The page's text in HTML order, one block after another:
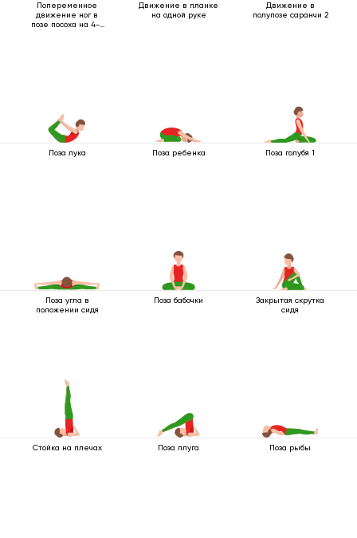
Попеременное
движение ног в
позе посоха на 4-х
Движение в планке
на одной руке
Движение в
полупозе саранчи 2
Поза лука Поза ребенка Поза голубя 1
Поза угла в
положении сидя
Поза бабочки
Закрытая скрутка
сидя
Стойка на плечах Поза плуга Поза рыбы